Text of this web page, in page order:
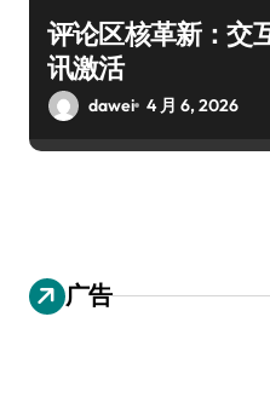
评论区核革新：交
讯激活
dawei 4 月 6, 2026
广告